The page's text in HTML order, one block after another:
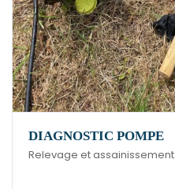
DIAGNOSTIC POMPE
Relevage et assainissement